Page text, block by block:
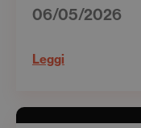
06/05/2026
Leggi